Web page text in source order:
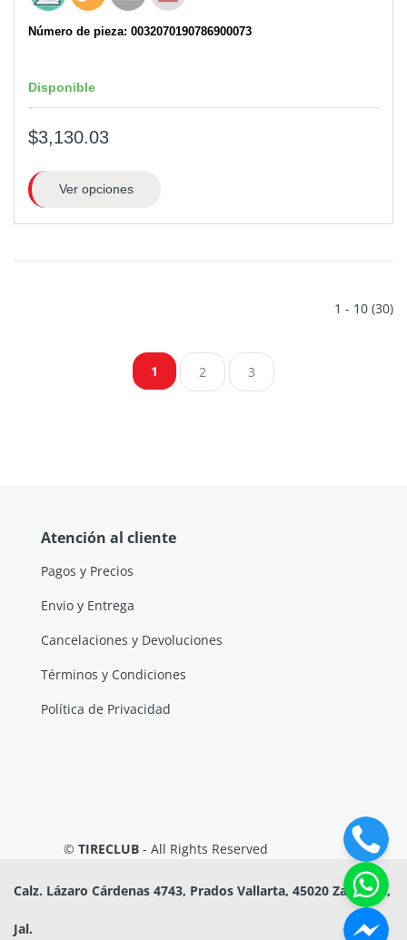
Número de pieza: 0032070190786900073
Disponible
$3,130.03
Ver opciones
1 - 10 (30)
1 2 3
Atención al cliente
Pagos y Precios
Envio y Entrega
Cancelaciones y Devoluciones
Términos y Condiciones
Política de Privacidad
© TIRECLUB - All Rights Reserved
Calz. Lázaro Cárdenas 4743, Prados Vallarta, 45020 Zapopan,
Jal.